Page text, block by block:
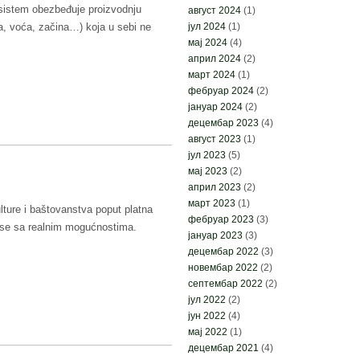
obezbeđuje proizvodnju
voća, začina…) koja u sebi ne
i baštovanstva poput platna
sa realnim mogućnostima.
август 2024(1)
јул 2024(1)
мај 2024(4)
април 2024(2)
март 2024(1)
фебруар 2024(2)
јануар 2024(2)
децембар 2023(4)
август 2023(1)
јул 2023(5)
мај 2023(2)
април 2023(2)
март 2023(1)
фебруар 2023(3)
јануар 2023(3)
децембар 2022 (3)
новембар 2022 (2)
септембар 2022 (2)
јул 2022 (2)
јун 2022 (4)
мај 2022 (1)
децембар 2021 (4)